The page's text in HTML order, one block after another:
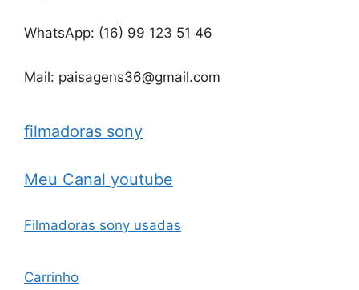
WhatsApp: (16) 99 123 51 46
Mail: paisagens36@gmail.com
filmadoras sony
Meu Canal youtube
Filmadoras sony usadas
Carrinho